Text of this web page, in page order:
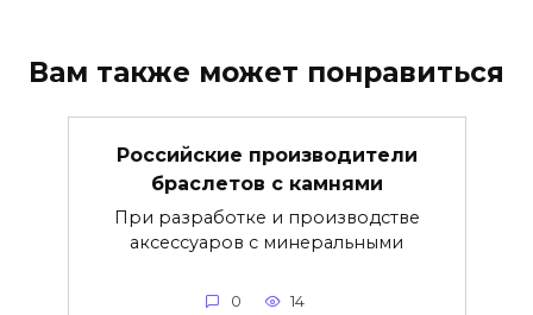
Вам также может понравиться
Российские производители
браслетов с камнями
При разработке и производстве
аксессуаров с минеральными
0 14